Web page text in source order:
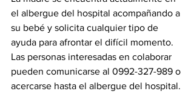
el albergue del hospital acompañando a
su bebé y solicita cualquier tipo de
ayuda para afrontar el difícil momento.
Las personas interesadas en colaborar
pueden comunicarse al 0992-327-989 o
acercarse hasta el albergue del hospital.